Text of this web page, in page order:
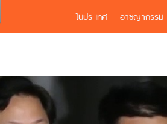
ในประเทศ อาชญากรรม